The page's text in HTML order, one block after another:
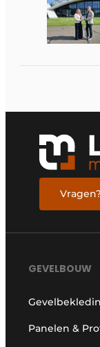
GEVELBOUW
Panelen &